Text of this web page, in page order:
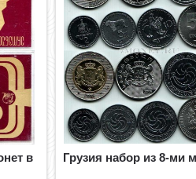
в
Грузия набор из 8-ми